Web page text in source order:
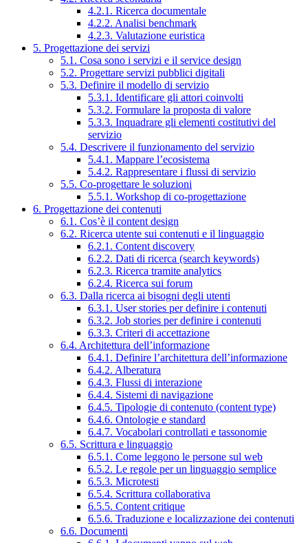
4.2.1. Ricerca documentale
4.2.2. Analisi benchmark
4.2.3. Valutazione euristica
5. Progettazione dei servizi
5.1. Cosa sono i servizi e il service design
5.2. Progettare servizi pubblici digitali
5.3. Definire il modello di servizio
5.3.1. Identificare gli attori coinvolti
5.3.2. Formulare la proposta di valore
5.3.3. Inquadrare gli elementi costitutivi del
servizio
5.4. Descrivere il funzionamento del servizio
5.4.1. Mappare l’ecosistema
5.4.2. Rappresentare i flussi di servizio
5.5. Co-progettare le soluzioni
5.5.1. Workshop di co-progettazione
6. Progettazione dei contenuti
6.1. Cos’è il content design
6.2. Ricerca utente sui contenuti e il linguaggio
6.2.1. Content discovery
6.2.2. Dati di ricerca (search keywords)
6.2.3. Ricerca tramite analytics
6.2.4. Ricerca sui forum
6.3. Dalla ricerca ai bisogni degli utenti
6.3.1. User stories per definire i contenuti
6.3.2. Job stories per definire i contenuti
6.3.3. Criteri di accettazione
6.4. Architettura dell’informazione
6.4.1. Definire l’architettura dell’informazione
6.4.2. Alberatura
6.4.3. Flussi di interazione
6.4.4. Sistemi di navigazione
6.4.5. Tipologie di contenuto (content type)
6.4.6. Ontologie e standard
6.4.7. Vocabolari controllati e tassonomie
6.5. Scrittura e linguaggio
6.5.1. Come leggono le persone sul web
6.5.2. Le regole per un linguaggio semplice
6.5.3. Microtesti
6.5.4. Scrittura collaborativa
6.5.5. Content critique
6.5.6. Traduzione e localizzazione dei contenuti
6.6. Documenti